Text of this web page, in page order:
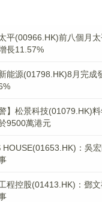
平(00966.HK)前八個月
長11.57%
能源(01798.HK)8月完成
警】松景科技(01079.HK)
9500萬港元
HOUSE(01653.HK)：吳
程控股(01413.HK)：鄧